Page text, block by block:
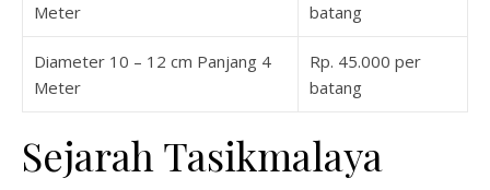
Meter
batang
Diameter 10 – 12 cm Panjang 4
Meter
Rp. 45.000 per
batang
Sejarah Tasikmalaya